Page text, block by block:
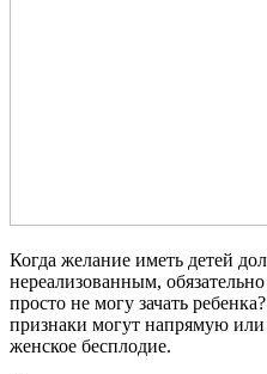
Когда желание иметь детей
нереализованным,
просто не могу зачать
признаки могут напрямую или
женское бесплодие.